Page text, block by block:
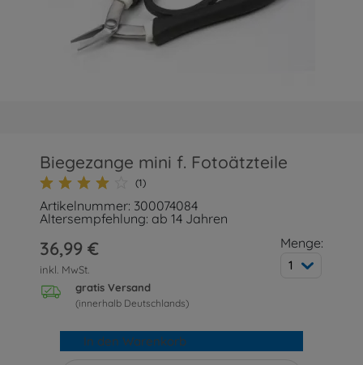
Biegezange mini f. Fotoätzteile
(1)
Artikelnummer: 300074084
Altersempfehlung: ab 14 Jahren
36,99 €
inkl. MwSt.
gratis Versand
(innerhalb Deutschlands)
Menge:
1
In den Warenkorb